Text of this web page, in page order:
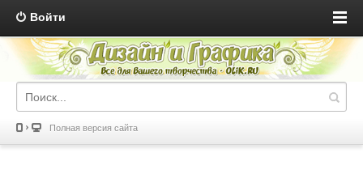
Войти
Полная версия сайта